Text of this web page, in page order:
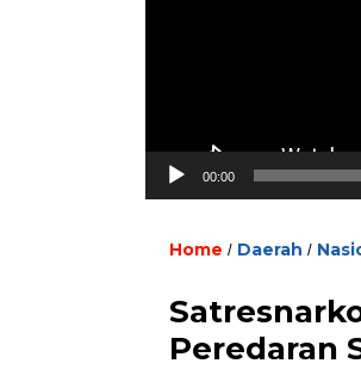
00:00
Home / Daerah /
Peredaran